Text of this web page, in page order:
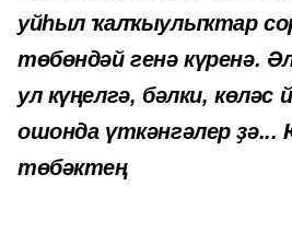
уйһыл ҡалҡыулыҡтар
төбөндәй генә күренә.
ул күңелгә, бәлки, көләс
ошонда үткәнгәлер ҙә...
төбәктең